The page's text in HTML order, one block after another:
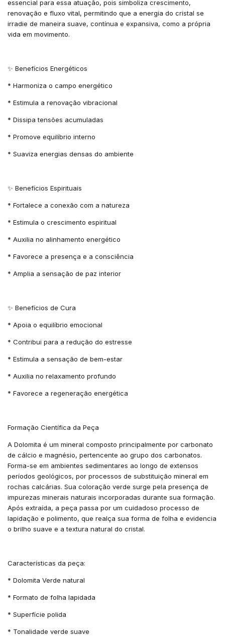
essencial para essa atuação, pois simboliza crescimento,
renovação e fluxo vital, permitindo que a energia do cristal se
irradie de maneira suave, contínua e expansiva, como a própria
vida em movimento.
✨ Benefícios Energéticos
* Harmoniza o campo energético
* Estimula a renovação vibracional
* Dissipa tensões acumuladas
* Promove equilíbrio interno
* Suaviza energias densas do ambiente
✨ Benefícios Espirituais
* Fortalece a conexão com a natureza
* Estimula o crescimento espiritual
* Auxilia no alinhamento energético
* Favorece a presença e a consciência
* Amplia a sensação de paz interior
✨ Benefícios de Cura
* Apoia o equilíbrio emocional
* Contribui para a redução do estresse
* Estimula a sensação de bem-estar
* Auxilia no relaxamento profundo
* Favorece a regeneração energética
Formação Científica da Peça
A Dolomita é um mineral composto principalmente por carbonato
de cálcio e magnésio, pertencente ao grupo dos carbonatos.
Forma-se em ambientes sedimentares ao longo de extensos
períodos geológicos, por processos de substituição mineral em
rochas calcárias. Sua coloração verde surge pela presença de
impurezas minerais naturais incorporadas durante sua formação.
Após extraída, a peça passa por um cuidadoso processo de
lapidação e polimento, que realça sua forma de folha e evidencia
o brilho suave e a textura natural do cristal.
Características da peça:
* Dolomita Verde natural
* Formato de folha lapidada
* Superfície polida
* Tonalidade verde suave